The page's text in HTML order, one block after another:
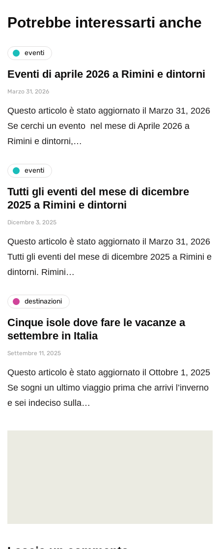
Potrebbe interessarti anche
eventi
Eventi di aprile 2026 a Rimini e dintorni
Marzo 31, 2026
Questo articolo è stato aggiornato il Marzo 31, 2026
Se cerchi un evento nel mese di Aprile 2026 a
Rimini e dintorni,…
eventi
Tutti gli eventi del mese di dicembre
2025 a Rimini e dintorni
Dicembre 3, 2025
Questo articolo è stato aggiornato il Marzo 31, 2026
Tutti gli eventi del mese di dicembre 2025 a Rimini e
dintorni. Rimini…
destinazioni
Cinque isole dove fare le vacanze a
settembre in Italia
Settembre 11, 2025
Questo articolo è stato aggiornato il Ottobre 1, 2025
Se sogni un ultimo viaggio prima che arrivi l’inverno
e sei indeciso sulla…